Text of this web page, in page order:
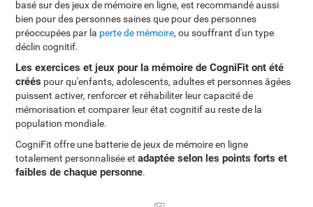
basé sur des jeux de mémoire en ligne, est recommandé aussi
bien pour des personnes saines que pour des personnes
préoccupées par la perte de mémoire, ou souffrant d'un type
déclin cognitif.
Les exercices et jeux pour la mémoire de CogniFit ont été
créés pour qu'enfants, adolescents, adultes et personnes âgées
puissent activer, renforcer et réhabiliter leur capacité de
mémorisation et comparer leur état cognitif au reste de la
population mondiale.
CogniFit offre une batterie de jeux de mémoire en ligne
totalement personnalisée etadaptée selon les points forts et
faibles de chaque personne.